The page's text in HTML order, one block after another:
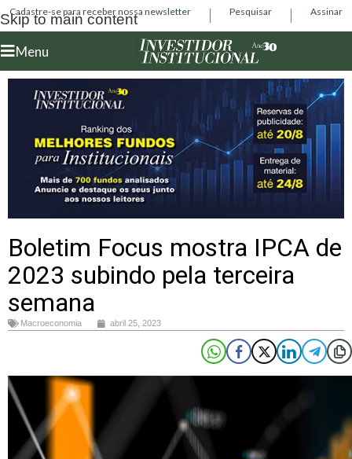
Skip to main content
Cadastre-se para receber nossa newsletter Pesquisar Assinar
Menu
Boletim Focus mostra IPCA de
2023 subindo pela terceira
semana
Macroeconomia abril 25, 2023